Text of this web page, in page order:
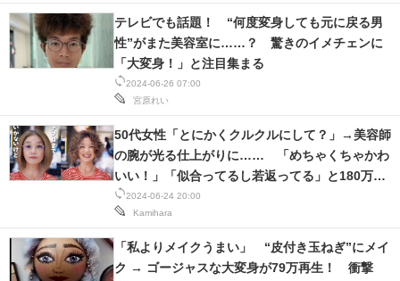
2024-06-26 07:00
宮原れい
テレビでも話題！ “何度変身しても元に戻る男
性”がまた美容室に……？ 驚きのイメチェンに
「大変身！」と注目集まる
2024-06-24 20:00
Kamihara
50代女性「とにかくクルクルにして？」→美容師
の腕が光る仕上がりに…… 「めちゃくちゃかわ
いい！」「似合ってるし若返ってる」と180万再
生
「私よりメイクうまい」 “皮付き玉ねぎ”にメイ
ク → ゴージャスな大変身が79万再生！ 衝撃